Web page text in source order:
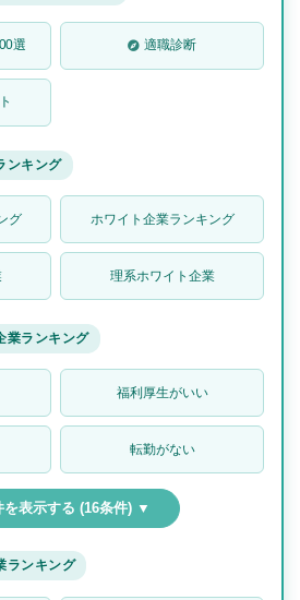
選 適職診断
ンキング
グ ホワイト企業ランキング
理系ホワイト企業
業ランキング
福利厚生がいい
転勤がない
を表示する (16条件) ▼
ランキング